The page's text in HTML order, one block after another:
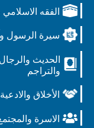
الفقه
سيرة الرسول
الحديث والرجال
والتراجم
الأخلاق والادعية
الاسرة